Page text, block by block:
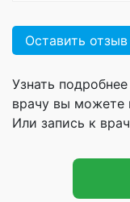
Оставить отзыв
Узнать
врачу вы
Или запись к